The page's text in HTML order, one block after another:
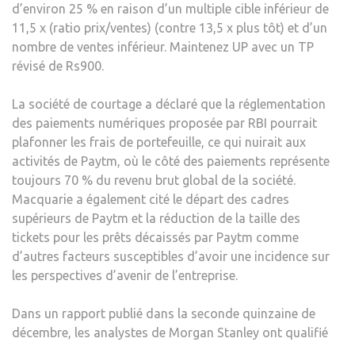
d’environ 25 % en raison d’un multiple cible inférieur de
11,5 x (ratio prix/ventes) (contre 13,5 x plus tôt) et d’un
nombre de ventes inférieur. Maintenez UP avec un TP
révisé de Rs900.
La société de courtage a déclaré que la réglementation
des paiements numériques proposée par RBI pourrait
plafonner les frais de portefeuille, ce qui nuirait aux
activités de Paytm, où le côté des paiements représente
toujours 70 % du revenu brut global de la société.
Macquarie a également cité le départ des cadres
supérieurs de Paytm et la réduction de la taille des
tickets pour les prêts décaissés par Paytm comme
d’autres facteurs susceptibles d’avoir une incidence sur
les perspectives d’avenir de l’entreprise.
Dans un rapport publié dans la seconde quinzaine de
décembre, les analystes de Morgan Stanley ont qualifié